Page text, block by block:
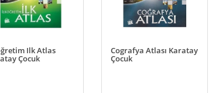
Ilk Atlas
Çocuk
Cografya Atlası Karatay
Çocuk